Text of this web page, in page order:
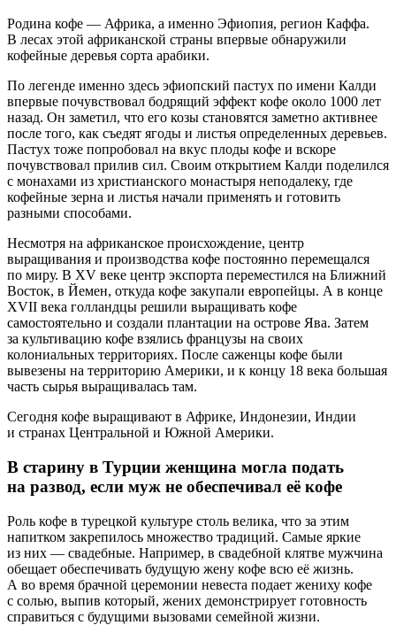
Родина кофе — Африка, а именно Эфиопия, регион Каффа.
В лесах этой африканской страны впервые обнаружили
кофейные деревья сорта арабики.
По легенде именно здесь эфиопский пастух по имени Калди
впервые почувствовал бодрящий эффект кофе около 1000 лет
назад. Он заметил, что его козы становятся заметно активнее
после того, как съедят ягоды и листья определенных деревьев.
Пастух тоже попробовал на вкус плоды кофе и вскоре
почувствовал прилив сил. Своим открытием Калди поделился
с монахами из христианского монастыря неподалеку, где
кофейные зерна и листья начали применять и готовить
разными способами.
Несмотря на африканское происхождение, центр
выращивания и производства кофе постоянно перемещался
по миру. В XV веке центр экспорта переместился на Ближний
Восток, в Йемен, откуда кофе закупали европейцы. А в конце
XVII века голландцы решили выращивать кофе
самостоятельно и создали плантации на острове Ява. Затем
за культивацию кофе взялись французы на своих
колониальных территориях. После саженцы кофе были
вывезены на территорию Америки, и к концу 18 века большая
часть сырья выращивалась там.
Сегодня кофе выращивают в Африке, Индонезии, Индии
и странах Центральной и Южной Америки.
В старину в Турции женщина могла подать
на развод, если муж не обеспечивал её кофе
Роль кофе в турецкой культуре столь велика, что за этим
напитком закрепилось множество традиций. Самые яркие
из них — свадебные. Например, в свадебной клятве мужчина
обещает обеспечивать будущую жену кофе всю её жизнь.
А во время брачной церемонии невеста подает жениху кофе
с солью, выпив который, жених демонстрирует готовность
справиться с будущими вызовами семейной жизни.